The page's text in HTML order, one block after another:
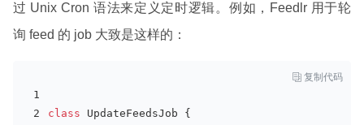
过 Unix Cron 语法来定义定时逻辑。例如，Feedlr 用于轮
询 feed 的 job 大致是这样的：
 复制代码
class UpdateFeedsJob {